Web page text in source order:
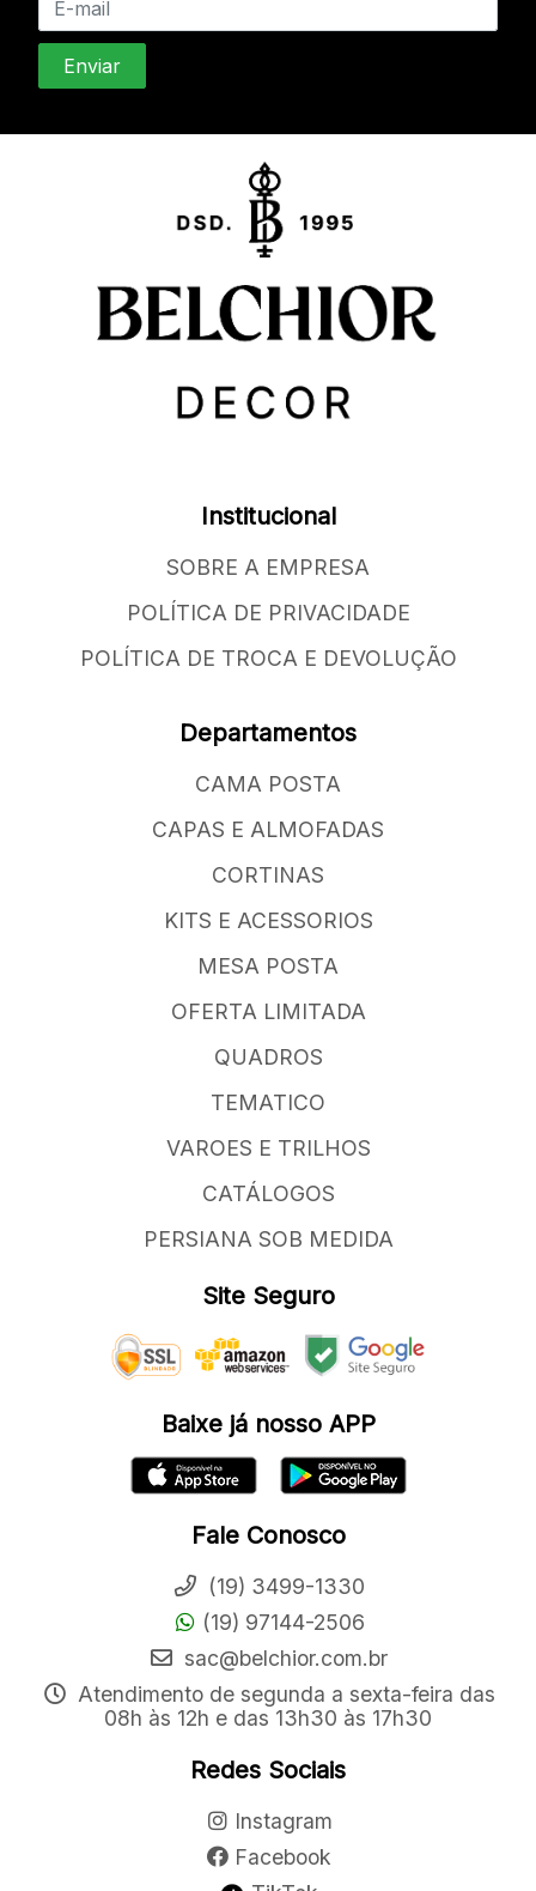
Institucional
SOBRE A EMPRESA
POLÍTICA DE PRIVACIDADE
POLÍTICA DE TROCA E DEVOLUÇÃO
Departamentos
CAMA POSTA
CAPAS E ALMOFADAS
CORTINAS
KITS E ACESSORIOS
MESA POSTA
OFERTA LIMITADA
QUADROS
TEMATICO
VAROES E TRILHOS
CATÁLOGOS
PERSIANA SOB MEDIDA
Site Seguro
Baixe já nosso APP
Fale Conosco
(19) 3499-1330
(19) 97144-2506
sac@belchior.com.br
Atendimento de segunda a sexta-feira das
08h às 12h e das 13h30 às 17h30
Redes Sociais
Instagram
Facebook